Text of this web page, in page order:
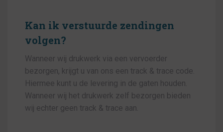
Kan ik verstuurde zendingen
volgen?
Wanneer wij drukwerk via een vervoerder
bezorgen, krijgt u van ons een track & trace code.
Hiermee kunt u de levering in de gaten houden.
Wanneer wij het drukwerk zelf bezorgen bieden
wij echter geen track & trace aan.